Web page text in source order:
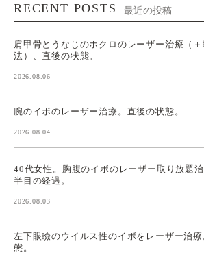
RECENT POSTS 最近の投稿
肩甲骨とうなじのホクロのレーザー治療（＋
法）、直後の状態。
2026.08.06
腕のイボのレーザー治療。直後の状態。
2026.08.04
40代女性。胸腹のイボのレーザー取り放題
半目の経過。
2026.08.03
左下眼瞼のウイルス性のイボをレーザー治
態。